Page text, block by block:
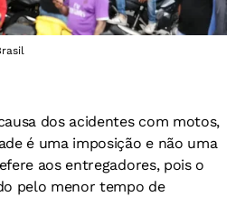
dos acidentes com motos,
é uma imposição e não uma
aos entregadores, pois o
pelo menor tempo de